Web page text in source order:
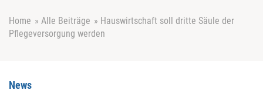
Home » Alle Beiträge » Hauswirtschaft soll dritte Säule der
Pflegeversorgung werden
News